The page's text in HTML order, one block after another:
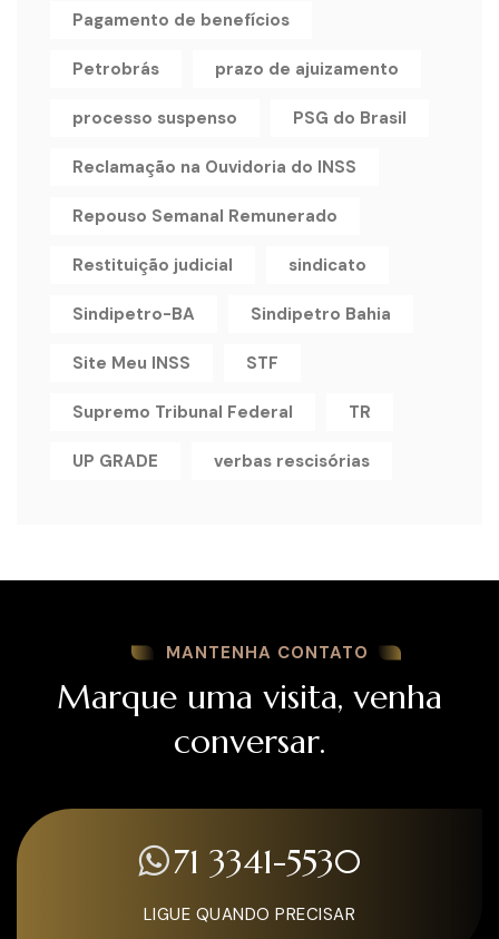
Pagamento de benefícios
Petrobrás prazo de ajuizamento
processo suspenso PSG do Brasil
Reclamação na Ouvidoria do INSS
Repouso Semanal Remunerado
Restituição judicial sindicato
Sindipetro-BA Sindipetro Bahia
Site Meu INSS STF
Supremo Tribunal Federal TR
UP GRADE verbas rescisórias
MANTENHA CONTATO
Marque uma visita, venha
conversar.
71 3341-5530
LIGUE QUANDO PRECISAR